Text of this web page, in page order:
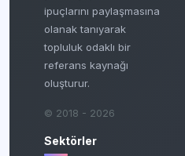
ipuçlarını paylaşmasına
olanak tanıyarak
topluluk odaklı bir
referans kaynağı
oluşturur.
© 2018 - 2026
Sektörler